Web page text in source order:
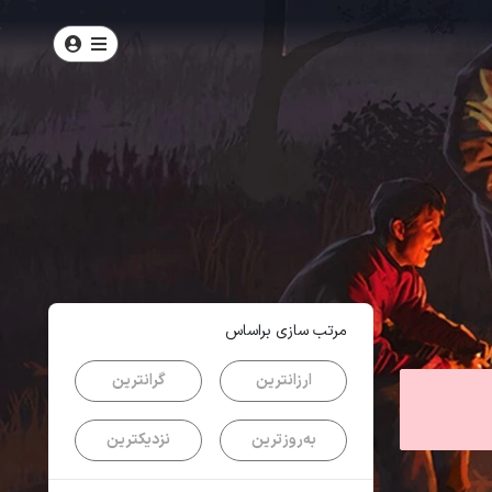
مرتب سازی براساس
ارزانترین گرانترین
به‌روزترین نزدیکترین